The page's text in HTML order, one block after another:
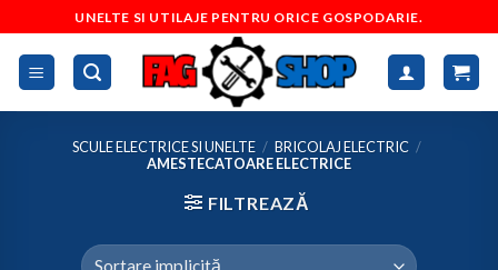
to
content
UNELTE SI UTILAJE PENTRU ORICE GOSPODARIE.
SCULE ELECTRICE SI UNELTE / BRICOLAJ ELECTRIC /
AMESTECATOARE ELECTRICE
FILTREAZĂ